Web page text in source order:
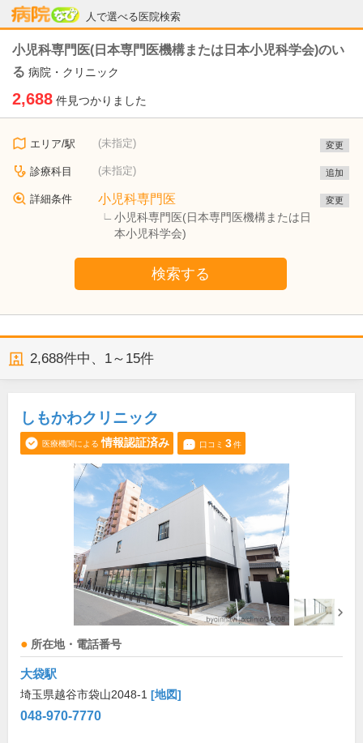
人で選べる医院検索
病院なび
小児科専門医(日本専門医機構または日本小児科学会)のい
る 病院・クリニック
2,688 件見つかりました
エリア/駅 (未指定) 変更
診療科目 (未指定) 追加
詳細条件 小児科専門医
小児科専門医(日本専門医機構または日
本小児科学会)
変更
検索する
2,688件中、 1～15件
しもかわクリニック
医療機関による 情報認証済み 口コミ 3件
所在地・電話番号
大袋駅
埼玉県越谷市袋山2048-1 [地図]
048-970-7770